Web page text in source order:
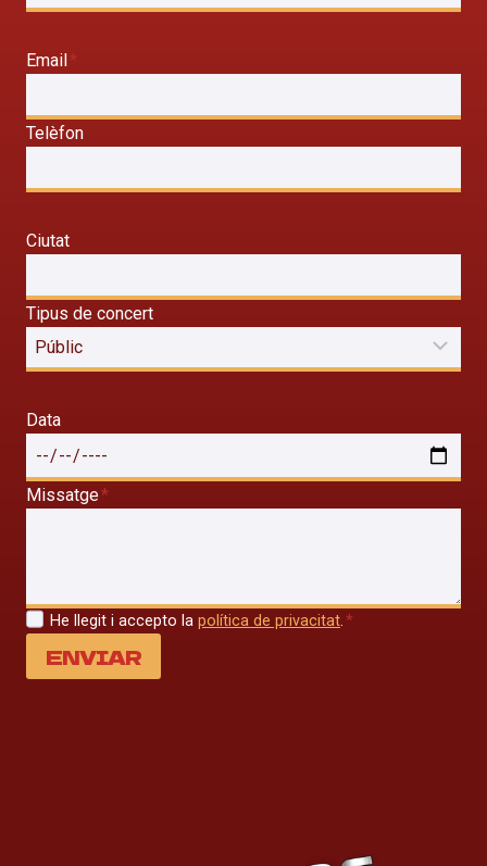
Email *
Telèfon
Ciutat
Tipus de concert
Data
Missatge*
He llegit i accepto la política de privacitat.*
ENVIAR